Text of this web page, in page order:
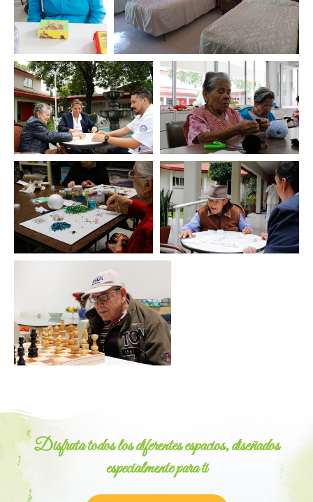
Disfruta todos los diferentes espacios, diseñados
especialmente para ti